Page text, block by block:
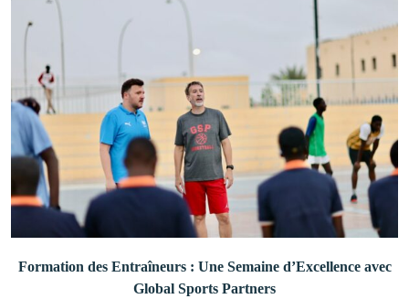
Formation des Entraîneurs : Une Semaine d’Excellence avec
Global Sports Partners